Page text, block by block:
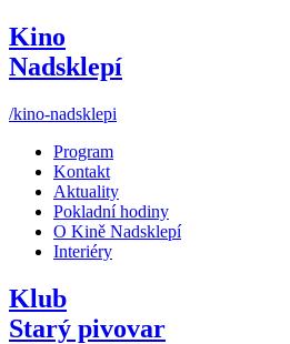
Kino
Nadsklepí
/kino-nadsklepi
Program
Kontakt
Aktuality
Pokladní hodiny
O Kině Nadsklepí
Interiéry
Klub
Starý pivovar